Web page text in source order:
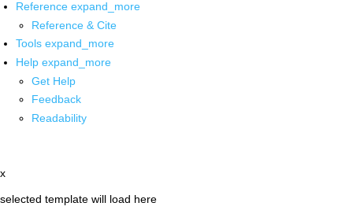
Reference expand_more
Reference & Cite
Tools expand_more
Help expand_more
Get Help
Feedback
Readability
x
selected template will load here